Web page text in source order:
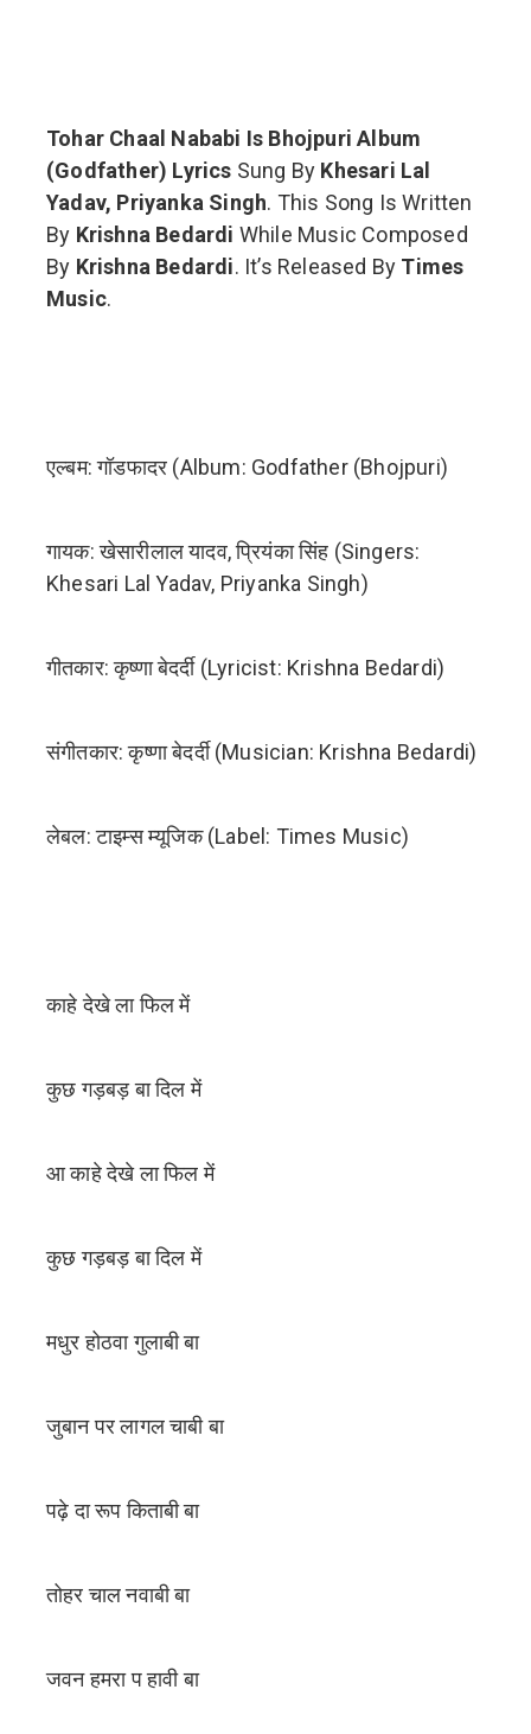
Tohar Chaal Nababi Is Bhojpuri Album
(Godfather) Lyrics Sung By Khesari Lal
Yadav, Priyanka Singh. This Song Is Written
By Krishna Bedardi While Music Composed
By Krishna Bedardi. It’s Released By Times
Music.
एल्बम: गॉडफादर (Album: Godfather (Bhojpuri)
गायक: खेसारीलाल यादव, प्रियंका सिंह (Singers:
Khesari Lal Yadav, Priyanka Singh)
गीतकार: कृष्णा बेदर्दी (Lyricist: Krishna Bedardi)
संगीतकार: कृष्णा बेदर्दी (Musician: Krishna Bedardi)
लेबल: टाइम्स म्यूजिक (Label: Times Music)
काहे देखे ला फिल में
कुछ गड़बड़ बा दिल में
आ काहे देखे ला फिल में
कुछ गड़बड़ बा दिल में
मधुर होठवा गुलाबी बा
जुबान पर लागल चाबी बा
पढ़े दा रूप किताबी बा
तोहर चाल नवाबी बा
जवन हमरा प हावी बा